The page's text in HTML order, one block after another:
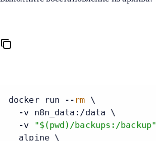
docker run -- rm \
  -v n8n_data:/data \
  -v
"$(pwd) /backups:/backup"
  alpine \